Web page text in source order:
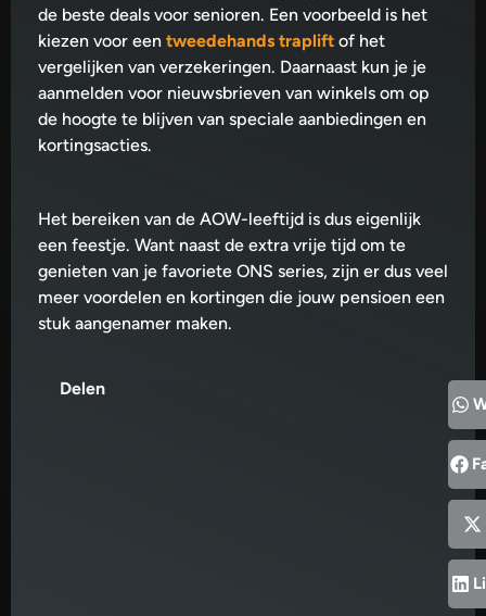
de beste deals voor senioren. Een voorbeeld is het
kiezen voor een tweedehands traplift of het
vergelijken van verzekeringen. Daarnaast kun je je
aanmelden voor nieuwsbrieven van winkels om op
de hoogte te blijven van speciale aanbiedingen en
kortingsacties.
Het bereiken van de AOW-leeftijd is dus eigenlijk
een feestje. Want naast de extra vrije tijd om te
genieten van je favoriete ONS series, zijn er dus veel
meer voordelen en kortingen die jouw pensioen een
stuk aangenamer maken.
Delen